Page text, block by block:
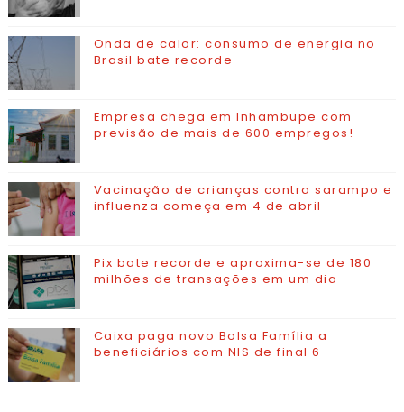
Onda de calor: consumo de energia no
Brasil bate recorde
Empresa chega em Inhambupe com
previsão de mais de 600 empregos!
Vacinação de crianças contra sarampo e
influenza começa em 4 de abril
Pix bate recorde e aproxima-se de 180
milhões de transações em um dia
Caixa paga novo Bolsa Família a
beneficiários com NIS de final 6